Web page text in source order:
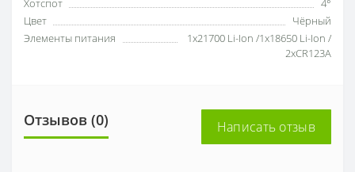
Хотспот
4°
Цвет
Чёрный
Элементы питания
1х21700 Li-Ion /1x18650 Li-Ion /
2xCR123A
Отзывов (0) Написать отзыв